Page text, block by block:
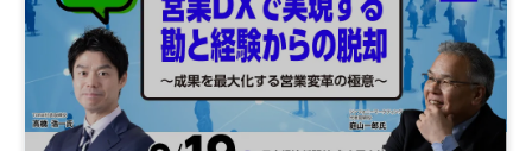
組織 営業 セールス DX 営業変革